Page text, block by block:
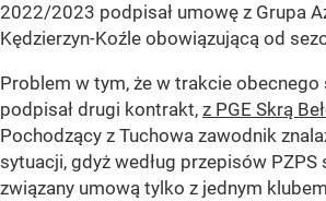
2022/2023 podpisał umowę z Grupa
Kędzierzyn-Koźle obowiązującą od
Problem w tym, że w trakcie obecnego
podpisał drugi kontrakt, z PGE Skrą
Pochodzący z Tuchowa zawodnik
sytuacji, gdyż według przepisów
związany umową tylko z jednym